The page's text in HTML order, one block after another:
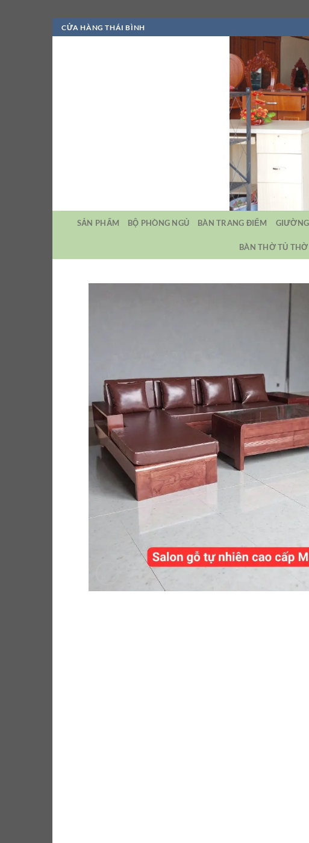
Bỏ
qua
CỬA HÀNG THÁI BÌNH
SẢN PHẨM BỘ PHÒNG NGỦ BÀN TRANG ĐIỂM
BÀN THỜ TỦ THỜ